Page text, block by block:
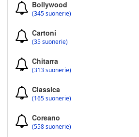
Bollywood
(345 suonerie)
Cartoni
(35 suonerie)
Chitarra
(313 suonerie)
Classica
(165 suonerie)
Coreano
(558 suonerie)